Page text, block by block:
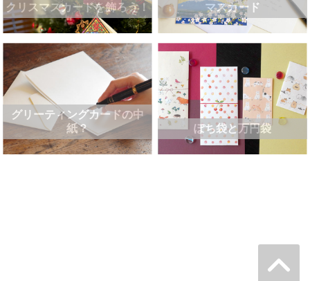
クリスマスカードを飾ろう！
マスカード
グリーティングカードの中
紙？
ぽち袋と万円袋